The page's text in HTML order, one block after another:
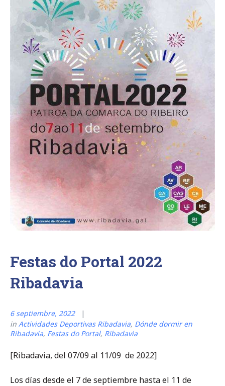
Festas do Portal 2022
Ribadavia
6 septiembre, 2022
in Actividades Deportivas Ribadavia, Dónde dormir en
Ribadavia, Festas do Portal, Ribadavia
[Ribadavia, del 07/09 al 11/09 de 2022]
Los días desde el 7 de septiembre hasta el 11 de